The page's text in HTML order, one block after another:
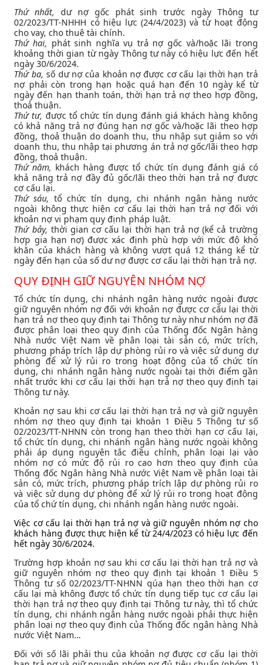
Thứ nhất,
dư nợ gốc phát sinh trước ngày Thông tư
02/2023/TT-NHHH có hiệu lực (24/4/2023) và từ hoạt động
cho vay, cho thuê tài chính.
Thứ hai, phát sinh nghĩa vụ trả nợ gốc và/hoặc lãi trong
khoảng thời gian từ ngày Thông tư này có hiệu lực đến hết
ngày 30/6/2024.
Thứ ba, số dư nợ của khoản nợ được cơ cấu lại thời hạn trả
nợ phải còn trong hạn hoặc quá hạn đến 10 ngày kể từ
ngày đến hạn thanh toán, thời hạn trả nợ theo hợp đồng,
thoả thuận.
Thứ tư, được tổ chức tín dụng đánh giá khách hàng không
có khả năng trả nợ đúng hạn nợ gốc và/hoặc lãi theo hợp
đồng, thoả thuận do doanh thu, thu nhập sụt giảm so với
doanh thu, thu nhập tại phương án trả nợ gốc/lãi theo hợp
đồng, thoả thuận.
Thứ năm, khách hàng được tổ chức tín dụng đánh giá có
khả năng trả nợ đầy đủ gốc/lãi theo thời hạn trả nợ được
cơ cấu lại.
Thứ sáu, tổ chức tín dụng, chi nhánh ngân hàng nước
ngoài không thực hiện cơ cấu lại thời hạn trả nợ đối với
khoản nợ vi phạm quy định pháp luật.
Thứ bảy, thời gian cơ cấu lại thời hạn trả nợ (kể cả trường
hợp gia hạn nợ) được xác định phù hợp với mức độ khó
khăn của khách hàng và không vượt quá 12 tháng kể từ
ngày đến hạn của số dư nợ được cơ cấu lại thời hạn trả nợ.
QUY ĐỊNH GIỮ NGUYÊN NHÓM NỢ
Tổ chức tín dụng, chi nhánh ngân hàng nước ngoài được
giữ nguyên nhóm nợ đối với khoản nợ được cơ cấu lại thời
hạn trả nợ theo quy định tại Thông tư này như nhóm nợ đã
được phân loại theo quy định của Thống đốc Ngân hàng
Nhà nước Việt Nam về phân loại tài sản có, mức trích,
phương pháp trích lập dự phòng rủi ro và việc sử dụng dự
phòng để xử lý rủi ro trong hoạt động của tổ chức tín
dụng, chi nhánh ngân hàng nước ngoài tại thời điểm gần
nhất trước khi cơ cấu lại thời hạn trả nợ theo quy định tại
Thông tư này.
Khoản nợ sau khi cơ cấu lại thời hạn trả nợ và giữ nguyên
nhóm nợ theo quy định tại khoản 1 Điều 5 Thông tư số
02/2023/TT-NHNN còn trong hạn theo thời hạn cơ cấu lại,
tổ chức tín dụng, chi nhánh ngân hàng nước ngoài không
phải áp dụng nguyên tắc điều chỉnh, phân loại lại vào
nhóm nợ có mức độ rủi ro cao hơn theo quy định của
Thống đốc Ngân hàng Nhà nước Việt Nam về phân loại tài
sản có, mức trích, phương pháp trích lập dự phòng rủi ro
và việc sử dụng dự phòng để xử lý rủi ro trong hoạt động
của tổ chứ tín dụng, chi nhánh ngân hàng nước ngoài.
Việc cơ cấu lại thời hạn trả nợ và giữ nguyên nhóm nợ cho
khách hàng được thực hiện kể từ 24/4/2023 có hiệu lực đến
hết ngày 30/6/2024.
Trường hợp khoản nợ sau khi cơ cấu lại thời hạn trả nợ và
giữ nguyên nhóm nợ theo quy định tại khoản 1 Điều 5
Thông tư số 02/2023/TT-NHNN qúa hạn theo thời hạn cơ
cấu lại mà không được tổ chức tín dụng tiếp tục cơ cấu lại
thời hạn trả nợ theo quy định tại Thông tư này, thì tổ chức
tín dụng, chi nhánh ngân hàng nước ngoài phải thực hiện
phân loại nợ theo quy định của Thống đốc ngân hàng Nhà
nước Việt Nam…
Đối với số lãi phải thu của khoản nợ được cơ cấu lại thời